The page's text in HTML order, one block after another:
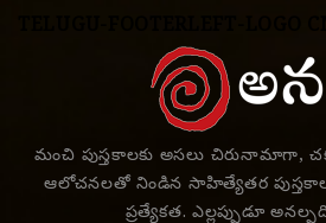
మంచి పుస్తకాలకు అసలు చిరునామాగా,
ఆలోచనలతో నిండిన సాహిత్యేతర
ప్రత్యేకత. ఎల్లప్పుడూ